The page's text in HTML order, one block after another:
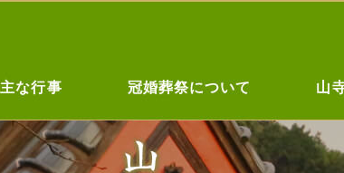
主な行事 冠婚葬祭について 山